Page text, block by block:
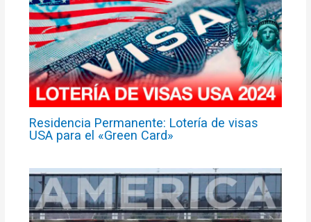
Residencia Permanente: Lotería de visas
USA para el «Green Card»